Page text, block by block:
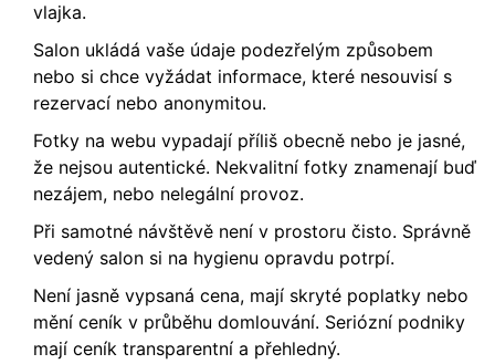
vlajka.
Salon ukládá vaše údaje podezřelým způsobem
nebo si chce vyžádat informace, které nesouvisí s
rezervací nebo anonymitou.
Fotky na webu vypadají příliš obecně nebo je jasné,
že nejsou autentické. Nekvalitní fotky znamenají buď
nezájem, nebo nelegální provoz.
Při samotné návštěvě není v prostoru čisto. Správně
vedený salon si na hygienu opravdu potrpí.
Není jasně vypsaná cena, mají skryté poplatky nebo
mění ceník v průběhu domlouvání. Seriózní podniky
mají ceník transparentní a přehledný.